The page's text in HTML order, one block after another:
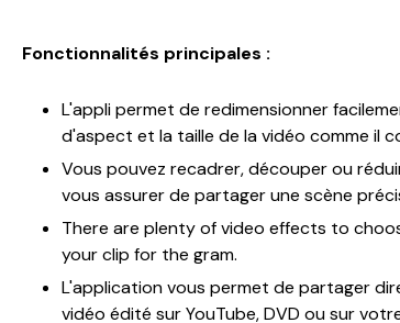
Fonctionnalités principales :
L'appli permet de redimensionner
d'aspect et la taille de la vidéo comme il
Vous pouvez recadrer, découper ou
vous assurer de partager une scène
There are plenty of video effects to
your clip for the gram.
L'application vous permet de partager
vidéo édité sur YouTube, DVD ou sur